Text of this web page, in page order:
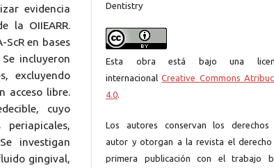
evidencia
la OIIEARR.
ScR en bases
incluyeron
excluyendo
acceso libre.
cuyo
investigan
gingival,
Dentistry
Esta obra está bajo una
internacionalCreative Commons
4.0
Los autores conservan los derechos
autor y otorgan a la revista el
primera publicación con el trabajo